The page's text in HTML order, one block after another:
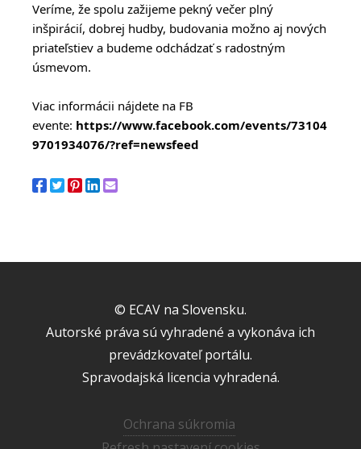
Veríme, že spolu zažijeme pekný večer plný
inšpirácií, dobrej hudby, budovania možno aj nových
priateľstiev a budeme odchádzať s radostným
úsmevom.
Viac informácii nájdete na FB
evente: https://www.facebook.com/events/73104
9701934076/?ref=newsfeed
© ECAV na Slovensku.
Autorské práva sú vyhradené a vykonáva ich
prevádzkovateľ portálu.
Spravodajská licencia vyhradená.
Ochrana súkromia